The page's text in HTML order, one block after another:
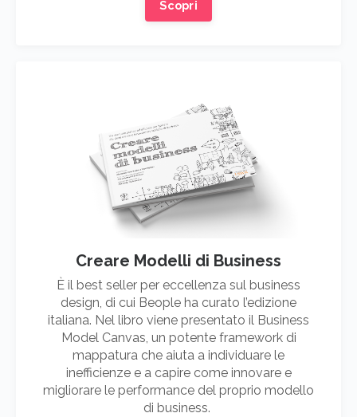
Scopri
Creare Modelli di Business
È il best seller per eccellenza sul business
design, di cui Beople ha curato l’edizione
italiana. Nel libro viene presentato il Business
Model Canvas, un potente framework di
mappatura che aiuta a individuare le
inefficienze e a capire come innovare e
migliorare le performance del proprio modello
di business.